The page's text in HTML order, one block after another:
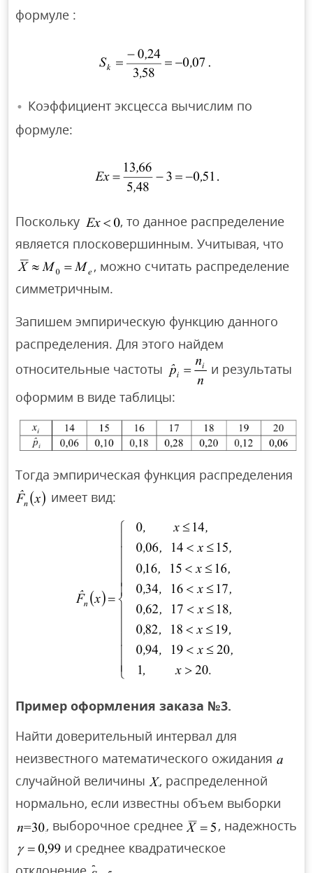
формуле :
Коэффициент эксцесса вычислим по
формуле:
Поскольку
, то данное распределение
является плосковершинным. Учитывая, что
, можно считать распределение
симметричным.
Запишем эмпирическую функцию данного
распределения. Для этого найдем
относительные частоты
и результаты
оформим в виде таблицы:
Тогда эмпирическая функция распределения
имеет вид:
Пример оформления заказа №3.
Найти доверительный интервал для
неизвестного математического ожидания
случайной величины
, распределенной
нормально, если известны объем выборки
, выборочное среднее
, надежность
и среднее квадратическое